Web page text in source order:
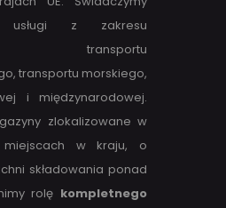
usługi z zakresu
transportu
transportu morskiego,
i międzynarodowej.
zlokalizowane w
miejscach w kraju, o
składowania ponad
rolę kompletnego